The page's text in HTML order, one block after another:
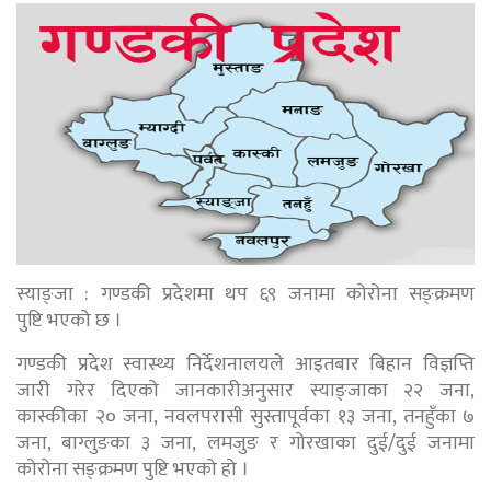
स्याङ्जा : गण्डकी प्रदेशमा थप ६९ जनामा कोरोना सङ्क्रमण
पुष्टि भएको छ ।
गण्डकी प्रदेश स्वास्थ्य निर्देशनालयले आइतबार बिहान विज्ञप्ति
जारी गरेर दिएको जानकारीअनुसार स्याङ्जाका २२ जना,
कास्कीका २० जना, नवलपरासी सुस्तापूर्वका १३ जना, तनहुँका ७
जना, बाग्लुङका ३ जना, लमजुङ र गोरखाका दुई/दुई जनामा
कोरोना सङ्क्रमण पुष्टि भएको हो ।